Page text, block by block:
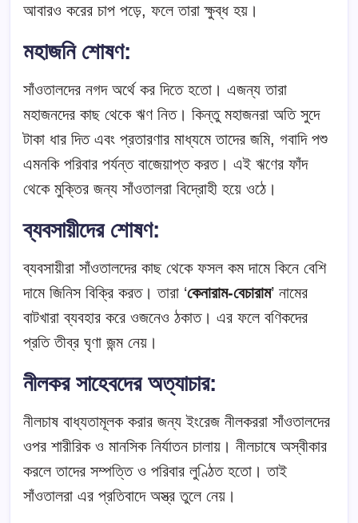
আবারও করের চাপ পড়ে, ফলে তারা ক্ষুব্ধ হয়।
মহাজনি শোষণ:
সাঁওতালদের নগদ অর্থে কর দিতে হতো। এজন্য তারা
মহাজনদের কাছ থেকে ঋণ নিত। কিন্তু মহাজনরা অতি সুদে
টাকা ধার দিত এবং প্রতারণার মাধ্যমে তাদের জমি, গবাদি পশু
এমনকি পরিবার পর্যন্ত বাজেয়াপ্ত করত। এই ঋণের ফাঁদ
থেকে মুক্তির জন্য সাঁওতালরা বিদ্রোহী হয়ে ওঠে।
ব্যবসায়ীদের শোষণ:
ব্যবসায়ীরা সাঁওতালদের কাছ থেকে ফসল কম দামে কিনে বেশি
দামে জিনিস বিক্রি করত। তারা ‘কেনারাম-বেচারাম’ নামের
বাটখারা ব্যবহার করে ওজনেও ঠকাত। এর ফলে বণিকদের
প্রতি তীব্র ঘৃণা জন্ম নেয়।
নীলকর সাহেবদের অত্যাচার:
নীলচাষ বাধ্যতামূলক করার জন্য ইংরেজ নীলকররা সাঁওতালদের
ওপর শারীরিক ও মানসিক নির্যাতন চালায়। নীলচাষে অস্বীকার
করলে তাদের সম্পত্তি ও পরিবার লুণ্ঠিত হতো। তাই
সাঁওতালরা এর প্রতিবাদে অস্ত্র তুলে নেয়।